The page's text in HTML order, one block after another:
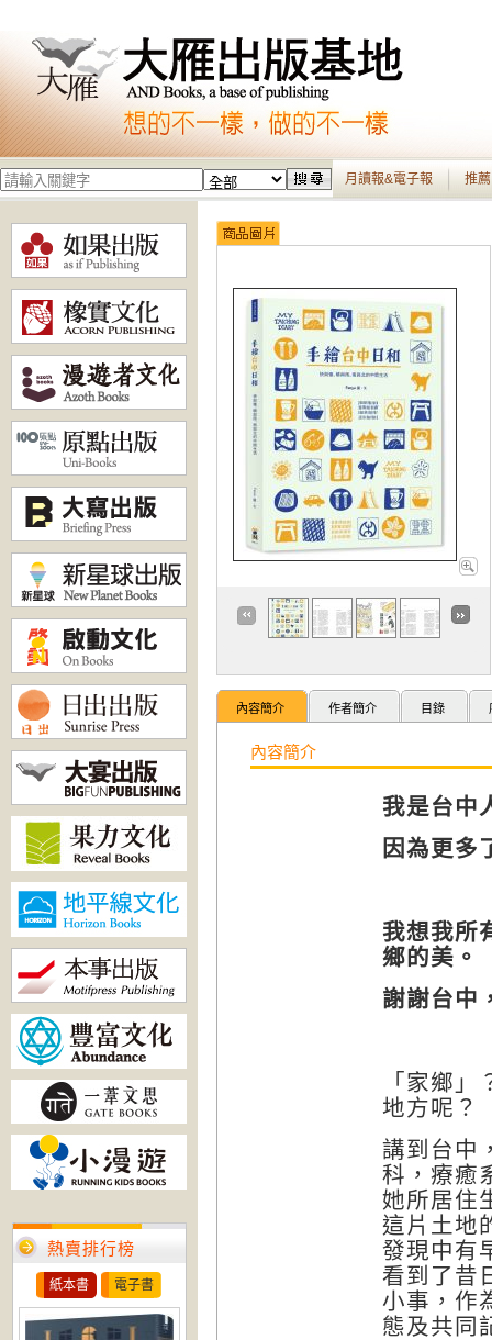
月讀報&電子報 推
熱賣排行榜
紙本書 電子書
內容簡介 作者簡介 目錄
內容簡介
我是台中
因為更多
我想我所
鄉的美。
謝謝台中
「家鄉
地方呢？
講到台中
科， 療癒
她所居住
這片土地
發現中有
看到了 昔
小事，作
態及共同